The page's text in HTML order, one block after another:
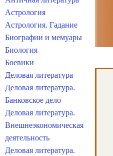
Астрология
Астрология. Гадание
Биографии и мемуары
Биология
Боевики
Деловая литература
Деловая литература.
Банковское дело
Деловая литература.
Внешнеэкономическая
деятельность
Деловая литература.